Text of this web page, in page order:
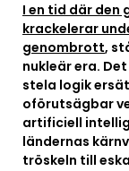
I en tid där
krackelerar
genombrott,
nukleär era.
stela logik
oförutsägbar
artificiell
ländernas
tröskeln till